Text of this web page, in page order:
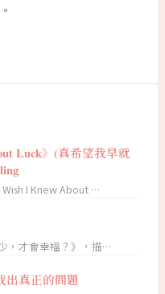
Luck》(真希望我早就
I Knew About …
，才會幸福？》，描…
出真正的問題